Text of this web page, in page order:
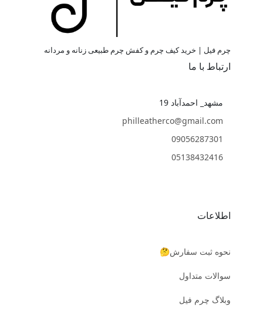
چرم فیل | خرید کیف چرم و کفش چرم طبیعی زنانه و مردانه
ارتباط با ما
مشهد_ احمدآباد 19
philleatherco@gmail.com
09056287301
05138432416
اطلاعات
نحوه ثبت سفارش🤔
سوالات متداول
وبلاگ چرم فیل